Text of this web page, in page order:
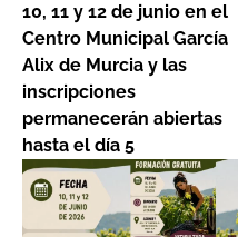
10, 11 y 12 de junio en el
Centro Municipal García
Alix de Murcia y las
inscripciones
permanecerán abiertas
hasta el día 5